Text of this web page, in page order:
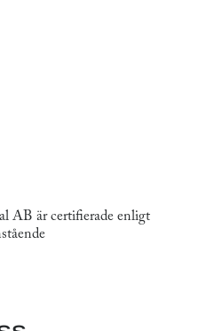
AB är certifierade enligt